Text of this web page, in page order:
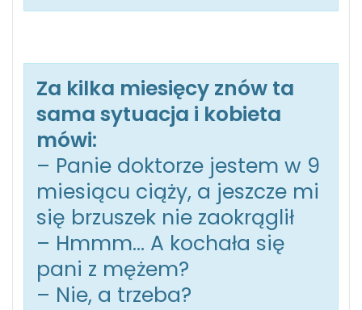
Za kilka miesięcy znów ta
sama sytuacja i kobieta
mówi:
– Panie doktorze jestem w 9
miesiącu ciąży, a jeszcze mi
się brzuszek nie zaokrąglił
– Hmmm… A kochała się
pani z mężem?
– Nie, a trzeba?